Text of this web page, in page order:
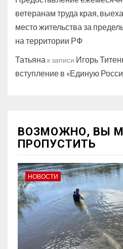
ветеранам труда края,
место жительства за
на территории РФ
Татьяна к записи Игорь
вступление в «Единую
ВОЗМОЖНО, ВЫ
ПРОПУСТИТЬ
НОВОСТИ